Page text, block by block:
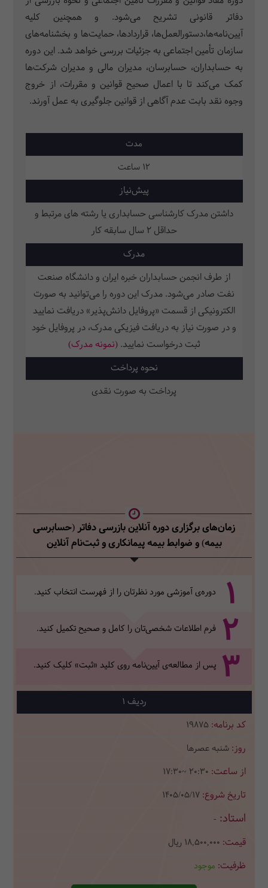
دفاتر قانونی تشریح می‌شود. و همچنین کلیه
آیین‌نامه‌ها،دستور‌العمل‌ها، قراردادها، حمایت‌ها و بخشنامه‌های
سازمان تأمین اجتماعی به جزئیات بررسی خواهد شد. این دوره
به حسابداران، حسابرسان، مدیران مالی و مدیران شرکت‌ها
کمک می‌کند تا با اعمال صحیح قوانین و مقررات، از خروج
وجوه نقد بابت عدم آگاهی از قوانین جلوگیری به عمل آورند.
مدت
12 ساعت
پیش‌نیاز
داشتن مدرک کارشناسی حسابداری یا رشته های مرتبط و
حداقل 2 سال سابقه کار
مدرک
از طرف انجمن حسابداران خبره ایران و دانشگاه صنعت
نفت صادر می‌شود. مدرک این دوره را می‌توانید به صورت
الکترونیکی از قسمت «پروفایل دانش‌پذیر» دریافت نمایید
و در صورت نیاز به دریافت فیزیکی مدرک، در پروفایل خود
ثبت‌ درخواست نمایید.(نمونه مدرک)
نحوه پرداخت
پرداخت به صورت نقدی
زمان‌های برگزاری دوره آنلاین بازرسی دفاتر (حسابرسی
بیمه) و ضوابط بیمه پیمانکاریو ثبت‌نام آنلاین
1 دوره‌ی آموزشی مورد نظرتان را از فهرست انتخاب کنید.
2 فرم اطلاعات شخصی‌تان‌ را کامل و صحیح تکمیل کنید.
3 پس از مطالعه‌ی آیین‌نامه روی کلید «ثبت» کلیک کنید.
1
19875
شنبه عصرها
17:30~ 20:30
1405/05/17
-
18,500,000 ریال
موجود